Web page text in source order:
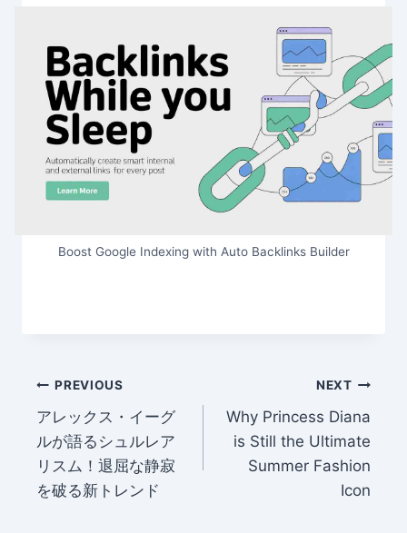
Boost Google Indexing with Auto Backlinks Builder
Post
navigation
PREVIOUS
アレックス・イーグ
ルが語るシュルレア
リスム！退屈な静寂
を破る新トレンド
NEXT
Why Princess Diana
is Still the Ultimate
Summer Fashion
Icon